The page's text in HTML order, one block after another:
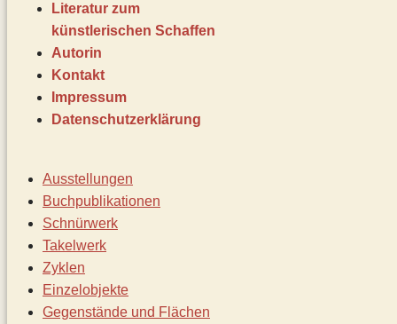
Literatur zum
künstlerischen Schaffen
Autorin
Kontakt
Impressum
Datenschutz­erklärung
Ausstellungen
Buchpublikationen
Schnürwerk
Takelwerk
Zyklen
Einzelobjekte
Gegenstände und Flächen